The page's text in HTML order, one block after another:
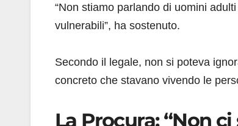
“Non stiamo parlando di uomini
vulnerabili”, ha sostenuto.
Secondo il legale, non si poteva
concreto che stavano vivendo le
La Procura: “Non